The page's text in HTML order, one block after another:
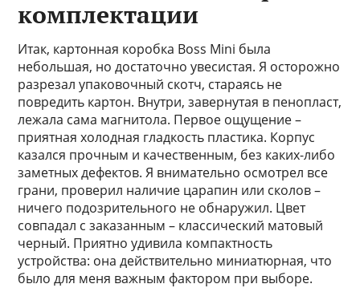
комплектации
Итак, картонная коробка Boss Mini была
небольшая, но достаточно увесистая. Я осторожно
разрезал упаковочный скотч, стараясь не
повредить картон. Внутри, завернутая в пенопласт,
лежала сама магнитола. Первое ощущение –
приятная холодная гладкость пластика. Корпус
казался прочным и качественным, без каких-либо
заметных дефектов. Я внимательно осмотрел все
грани, проверил наличие царапин или сколов –
ничего подозрительного не обнаружил. Цвет
совпадал с заказанным – классический матовый
черный. Приятно удивила компактность
устройства: она действительно миниатюрная, что
было для меня важным фактором при выборе.